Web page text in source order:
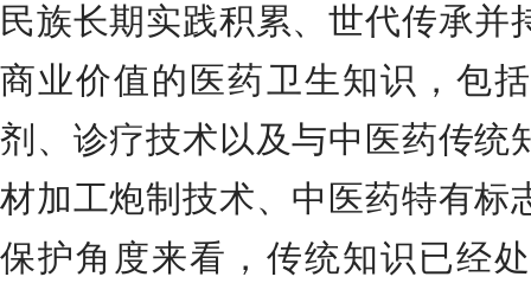
民族长期实践积累、世代传承并
商业价值的医药卫生知识，包
剂、诊疗技术以及与中医药传统
材加工炮制技术、中医药特有标
保护角度来看，传统知识已经